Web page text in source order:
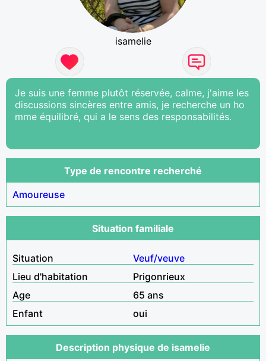
isamelie
Je suis une femme plutôt réservée, calme, j'aime les
discussions sincères entre amis, je recherche un ho
mme équilibré, qui a le sens des responsabilités.
Type de rencontre recherché
Amoureuse
Situation familiale
Situation
Veuf/veuve
Lieu d'habitation
Prigonrieux
Age
65 ans
Enfant
oui
Description physique de isamelie